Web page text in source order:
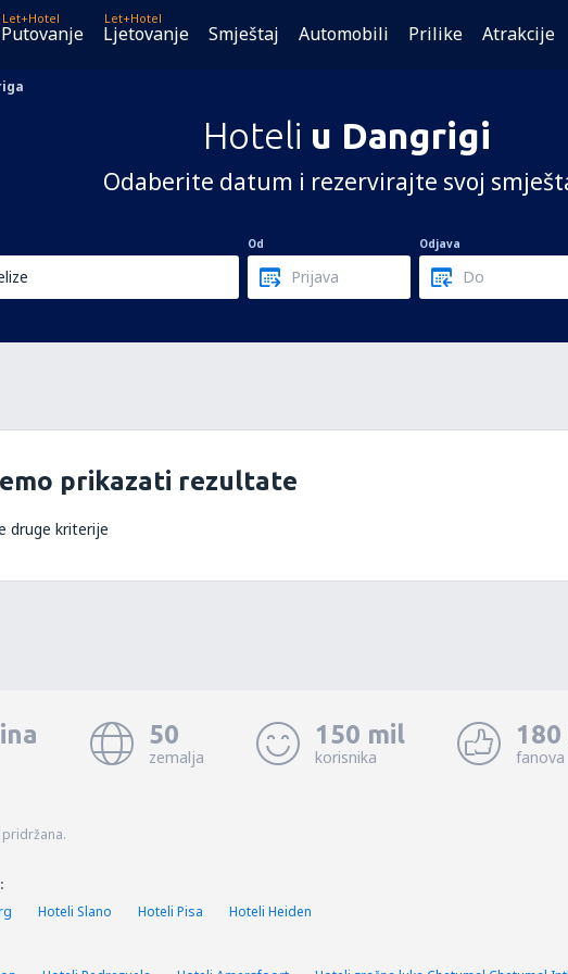
Let+Hotel
Putovanje
Let+Hotel
Ljetovanje Smještaj Automobili Prilike Atrakcije
Hoteli u Dangrigi
Odaberite datum i rezervirajte svoj
Od Odjava
prikazati rezultate
druge kriterije
50
zemalja
150 mil
korisnika fanova
Hoteli Slano Hoteli Pisa
Hoteli Heiden